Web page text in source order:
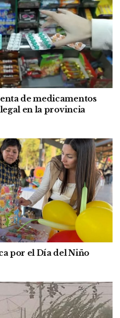
de medicamentos
en la provincia
por el Día del Niño